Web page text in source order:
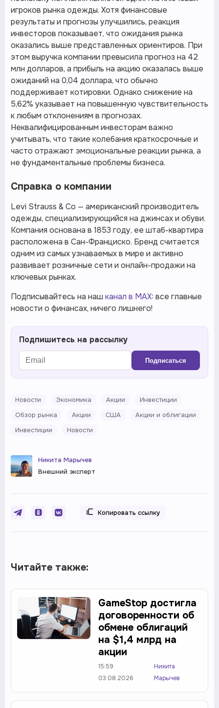
игроков рынка одежды. Хотя финансовые
результаты и прогнозы улучшились, реакция
инвесторов показывает, что ожидания рынка
оказались выше представленных ориентиров. При
этом выручка компании превысила прогноз на 42
млн долларов, а прибыль на акцию оказалась выше
ожиданий на 0,04 доллара, что обычно
поддерживает котировки. Однако снижение на
5,62% указывает на повышенную чувствительность
к любым отклонениям в прогнозах.
Неквалифицированным инвесторам важно
учитывать, что такие колебания краткосрочные и
часто отражают эмоциональные реакции рынка, а
не фундаментальные проблемы бизнеса.
Справка о компании
Levi Strauss & Co — американский производитель
одежды, специализирующийся на джинсах и обуви.
Компания основана в 1853 году, ее штаб-квартира
расположена в Сан-Франциско. Бренд считается
одним из самых узнаваемых в мире и активно
развивает розничные сети и онлайн-продажи на
ключевых рынках.
Подписывайтесь на наш канал в MAX: все главные
новости о финансах, ничего лишнего!
Подпишитесь на рассылку
Подписаться
Новости Экономика Акции
Инвестиции
Обзор рынка
Акции США
Акции и облигации
Инвестиции
Новости
Никита Марычев
Внешний эксперт
Копировать ссылку
Читайте также:
GameStop достигла
договоренности об
обмене облигаций
на $1,4 млрд на
акции
15:59
03.08.2026
Никита
Марычев